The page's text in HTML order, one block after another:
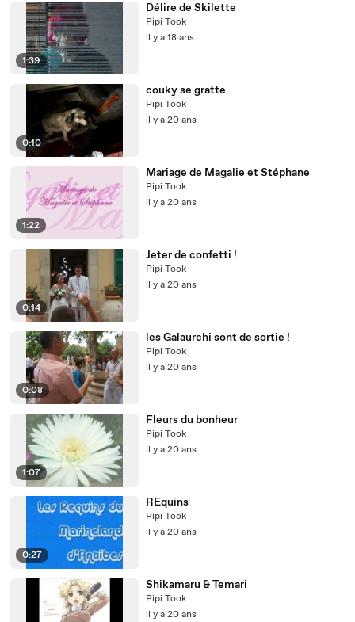
1:39
Délire de Skilette
Pipi Took
il y a 18 ans
0:10
couky se gratte
Pipi Took
il y a 20 ans
1:22
Mariage de Magalie et Stéphane
Pipi Took
il y a 20 ans
0:14
Jeter de confetti !
Pipi Took
il y a 20 ans
0:08
les Galaurchi sont de sortie !
Pipi Took
il y a 20 ans
1:07
Fleurs du bonheur
Pipi Took
il y a 20 ans
0:27
REquins
Pipi Took
il y a 20 ans
Shikamaru & Temari
Pipi Took
il y a 20 ans